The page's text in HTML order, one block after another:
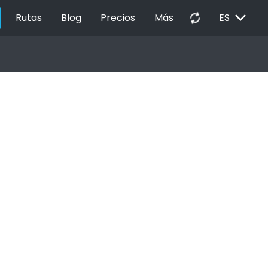
Rutas Blog Precios Más autorenew ES EXPAND_MORE